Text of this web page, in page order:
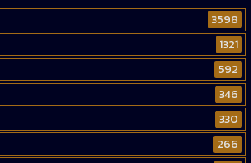
3598
1321
592
346
330
266